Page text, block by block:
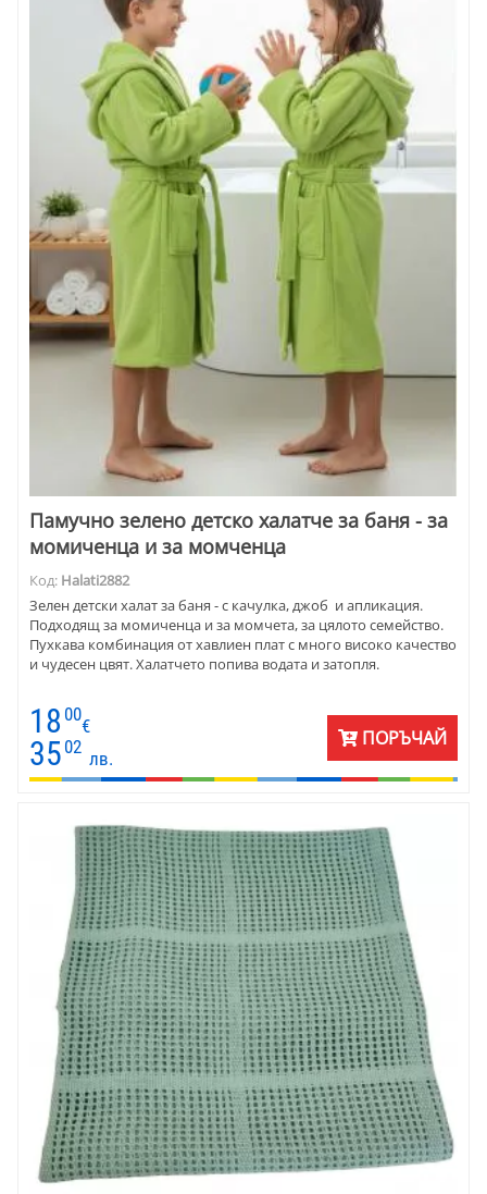
Памучно зелено детско халатче за баня - за
момиченца и за момченца
Код: Halati2882
Зелен детски халат за баня - с качулка, джоб и апликация.
Подходящ за момиченца и за момчета, за цялото семейство.
Пухкава комбинация от хавлиен плат с много високо качество
и чудесен цвят. Халатчето попива водата и затопля.
18 00
€
35 02
лв.
ПОРЪЧАЙ